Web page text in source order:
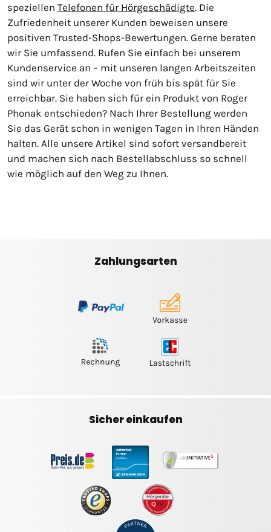
speziellen Telefonen für Hörgeschädigte. Die
Zufriedenheit unserer Kunden beweisen unsere
positiven Trusted-Shops-Bewertungen. Gerne beraten
wir Sie umfassend. Rufen Sie einfach bei unserem
Kundenservice an – mit unseren langen Arbeitszeiten
sind wir unter der Woche von früh bis spät für Sie
erreichbar. Sie haben sich für ein Produkt von Roger
Phonak entschieden? Nach Ihrer Bestellung werden
Sie das Gerät schon in wenigen Tagen in Ihren Händen
halten. Alle unsere Artikel sind sofort versandbereit
und machen sich nach Bestellabschluss so schnell
wie möglich auf den Weg zu Ihnen.
Zahlungsarten
Sicher einkaufen